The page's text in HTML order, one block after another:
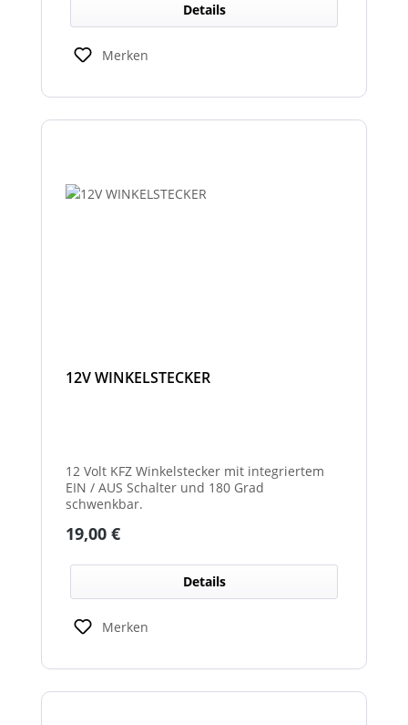
Details
Merken
12V WINKELSTECKER
12 Volt KFZ Winkelstecker mit integriertem
EIN / AUS Schalter und 180 Grad
schwenkbar.
Regulärer Preis:
19,00 €
Details
Merken